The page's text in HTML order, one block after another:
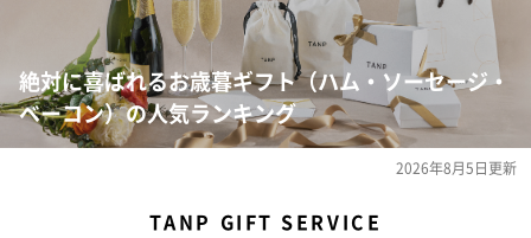
絶対に喜ばれるお歳暮ギフト（ハム・ソーセージ・
ベーコン）の人気ランキング
2026年8月5日更新
TANP GIFT SERVICE